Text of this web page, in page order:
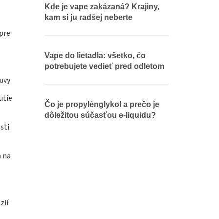
na
Kde je vape zakázaná? Krajiny,
kam si ju radšej neberte
Vape do lietadla: všetko, čo
potrebujete vedieť pred odletom
Čo je propylénglykol a prečo je
dôležitou súčasťou e-liquidu?